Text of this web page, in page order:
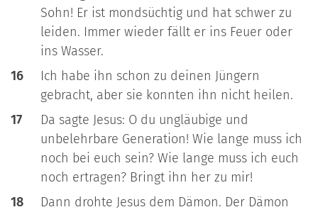
Sohn! Er ist mondsüchtig und hat schwer zu
leiden. Immer wieder fällt er ins Feuer oder
ins Wasser.
16
Ich habe ihn schon zu deinen Jüngern
gebracht, aber sie konnten ihn nicht heilen.
17
Da sagte Jesus: O du ungläubige und
unbelehrbare Generation! Wie lange muss ich
noch bei euch sein? Wie lange muss ich euch
noch ertragen? Bringt ihn her zu mir!
18
Dann drohte Jesus dem Dämon. Der Dämon